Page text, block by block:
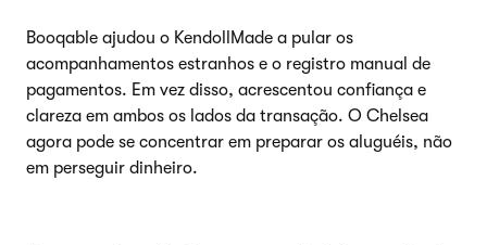
Booqable ajudou o KendollMade a pular os
acompanhamentos estranhos e o registro manual de
pagamentos. Em vez disso, acrescentou confiança e
clareza em ambos os lados da transação. O Chelsea
agora pode se concentrar em preparar os aluguéis, não
em perseguir dinheiro.